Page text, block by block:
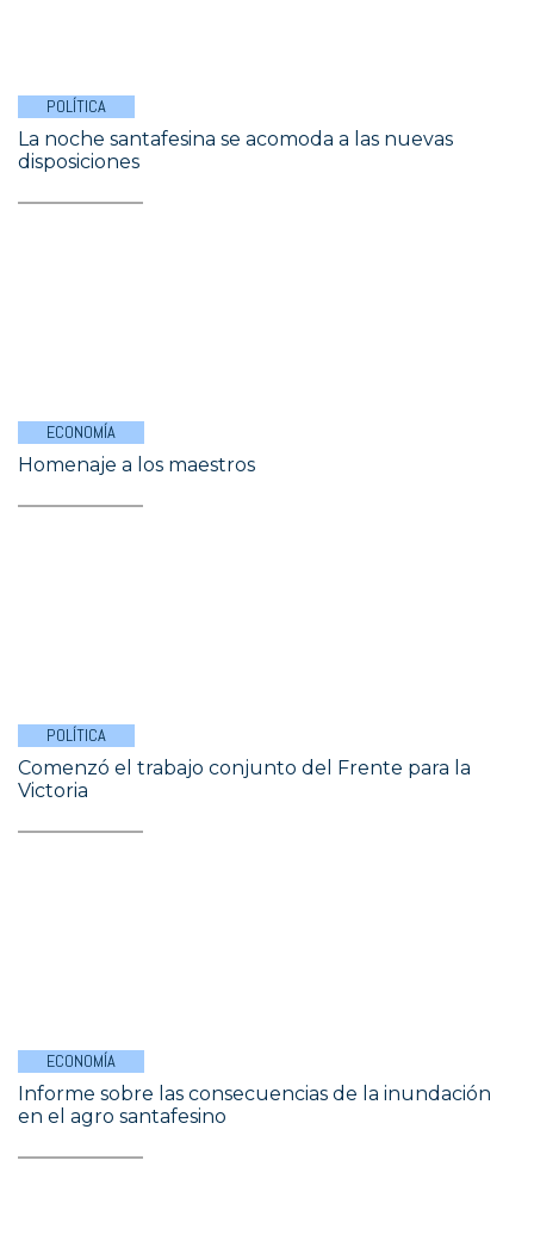
POLÍTICA
La noche santafesina se acomoda a las nuevas
disposiciones
ECONOMÍA
Homenaje a los maestros
POLÍTICA
Comenzó el trabajo conjunto del Frente para la
Victoria
ECONOMÍA
Informe sobre las consecuencias de la inundación
en el agro santafesino